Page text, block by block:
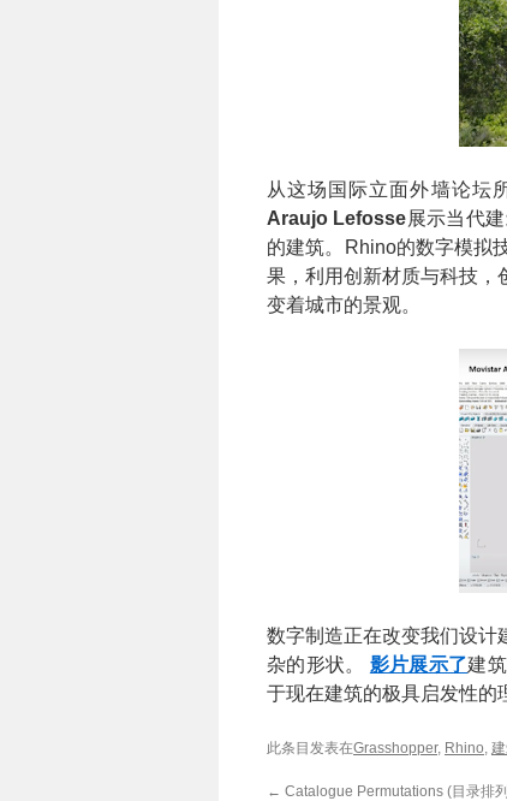
从这场国际立面外墙论坛
Araujo Lefosse展示当代
的建筑。Rhino的数字模拟
果，利用创新材质与科技，
变着城市的景观。
数字制造正在改变我们设计
杂的形状。 影片展示了建
于现在建筑的极具启发性的
此条目发表在Grasshopper, Rhino,
← Catalogue Permutations (目录排